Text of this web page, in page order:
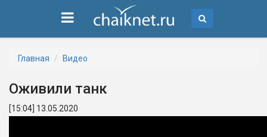
Главная Видео
Оживили танк
[15:04] 13.05.2020